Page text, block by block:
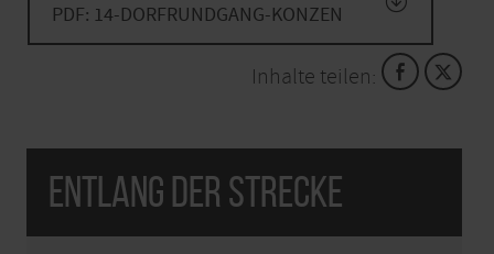
PDF: 14-DORFRUNDGANG-KONZEN
Inhalte teilen:
Entlang der Strecke